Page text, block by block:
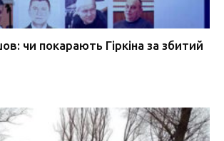
чи покарають Гіркіна за збитий